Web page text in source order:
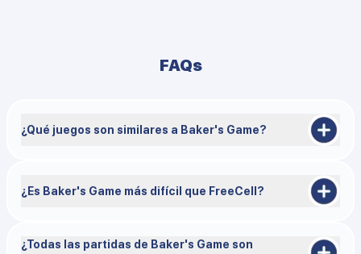
FAQs
¿Qué juegos son similares a Baker's Game?
¿Es Baker's Game más difícil que FreeCell?
mientras que Baker's Game baja a solo un 11 % debido a las
¿Todas las partidas de Baker's Game son